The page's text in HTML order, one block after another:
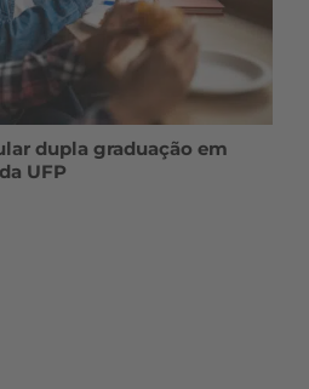
dupla graduação em
UFP